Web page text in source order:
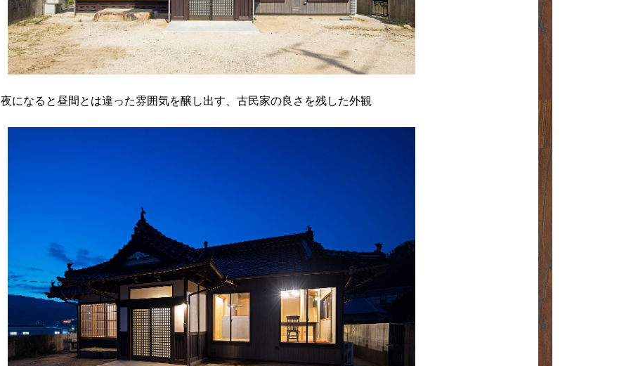
夜になると昼間とは違った雰囲気を醸し出す、古民家の良さを残した外観